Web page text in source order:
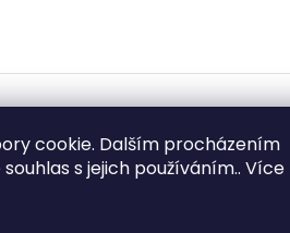
cookie. Dalším procházením
s jejich používáním.. Více
vystavit kupujícímu účtenku. Zároveň